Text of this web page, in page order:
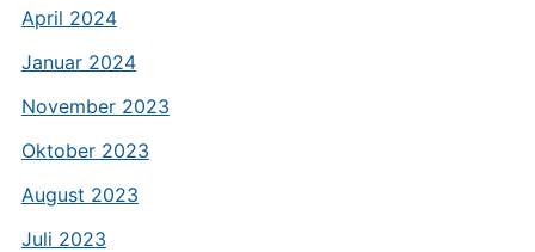
April 2024
Januar 2024
November 2023
Oktober 2023
August 2023
Juli 2023